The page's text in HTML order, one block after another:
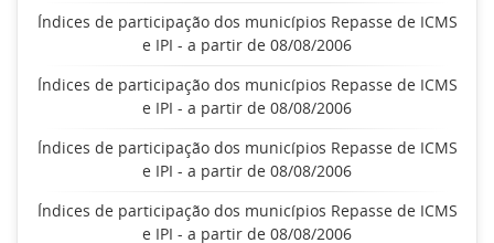
Índices de participação dos municípios Repasse de ICMS
e IPI - a partir de 08/08/2006
Índices de participação dos municípios Repasse de ICMS
e IPI - a partir de 08/08/2006
Índices de participação dos municípios Repasse de ICMS
e IPI - a partir de 08/08/2006
Índices de participação dos municípios Repasse de ICMS
e IPI - a partir de 08/08/2006